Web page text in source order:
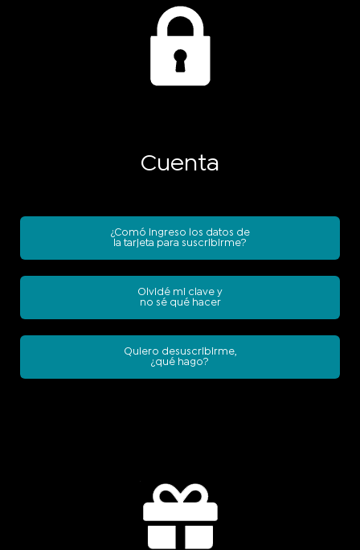
Cuenta
¿Comó ingreso los datos de
la tarjeta para suscribirme?
Olvidé mi clave y
no sé qué hacer
Quiero desuscribirme,
¿qué hago?